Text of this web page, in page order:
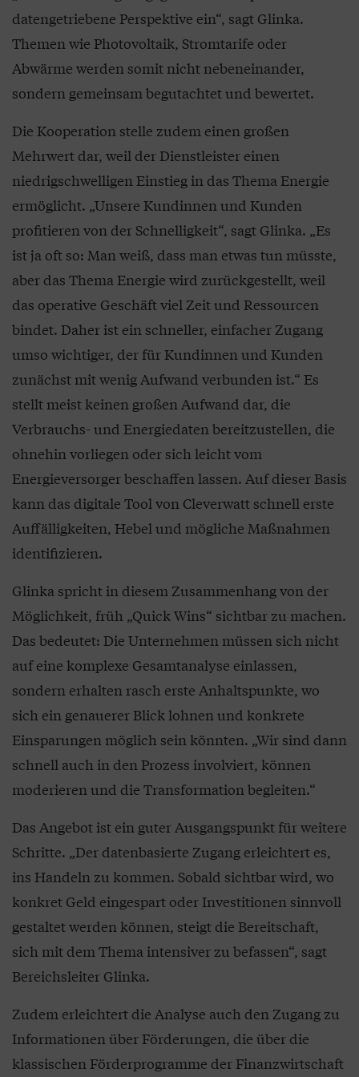
datengetriebene Perspektive ein“, sagt Glinka.
Themen wie Photovoltaik, Stromtarife oder
Abwärme werden somit nicht nebeneinander,
sondern gemeinsam begutachtet und bewertet.
Die Kooperation stelle zudem einen großen
Mehrwert dar, weil der Dienstleister einen
niedrigschwelligen Einstieg in das Thema Energie
ermöglicht. „Unsere Kundinnen und Kunden
profitieren von der Schnelligkeit“, sagt Glinka. „Es
ist ja oft so: Man weiß, dass man etwas tun müsste,
aber das Thema Energie wird zurückgestellt, weil
das operative Geschäft viel Zeit und Ressourcen
bindet. Daher ist ein schneller, einfacher Zugang
umso wichtiger, der für Kundinnen und Kunden
zunächst mit wenig Aufwand verbunden ist.“ Es
stellt meist keinen großen Aufwand dar, die
Verbrauchs- und Energiedaten bereitzustellen, die
ohnehin vorliegen oder sich leicht vom
Energieversorger beschaffen lassen. Auf dieser Basis
kann das digitale Tool von Cleverwatt schnell erste
Auffälligkeiten, Hebel und mögliche Maßnahmen
identifizieren.
Glinka spricht in diesem Zusammenhang von der
Möglichkeit, früh „Quick Wins“ sichtbar zu machen.
Das bedeutet: Die Unternehmen müssen sich nicht
auf eine komplexe Gesamtanalyse einlassen,
sondern erhalten rasch erste Anhaltspunkte, wo
sich ein genauerer Blick lohnen und konkrete
Einsparungen möglich sein könnten. „Wir sind dann
schnell auch in den Prozess involviert, können
moderieren und die Transformation begleiten.“
Das Angebot ist ein guter Ausgangspunkt für weitere
Schritte. „Der datenbasierte Zugang erleichtert es,
ins Handeln zu kommen. Sobald sichtbar wird, wo
konkret Geld eingespart oder Investitionen sinnvoll
gestaltet werden können, steigt die Bereitschaft,
sich mit dem Thema intensiver zu befassen“, sagt
Bereichsleiter Glinka.
Zudem erleichtert die Analyse auch den Zugang zu
Informationen über Förderungen, die über die
klassischen Förderprogramme der Finanzwirtschaft